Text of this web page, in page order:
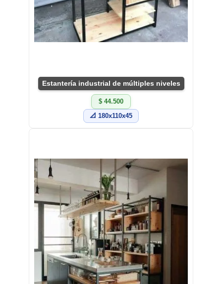
Estantería industrial de múltiples niveles
$ 44.500
📐 180x110x45